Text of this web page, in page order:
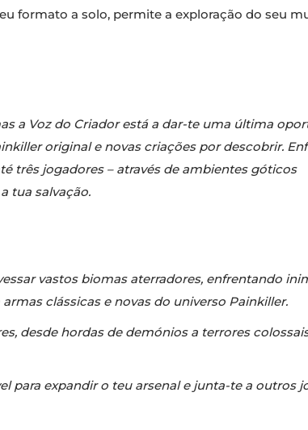
formato a solo, permite a exploração do seu
a Voz do Criador está a dar-te uma última
original e novas criações por descobrir.
três jogadores – através de ambientes góticos
tua salvação.
vastos biomas aterradores, enfrentando
clássicas e novas do universo Painkiller.
desde hordas de demónios a terrores
para expandir o teu arsenal e junta-te a outros